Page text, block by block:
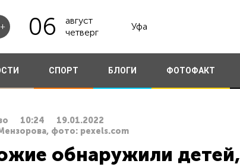
06
август
четверг
Уфа
СПОРТ БЛОГИ ФОТОФАКТ
10:24
19.01.2022
фото: pexels.com
обнаружили детей,